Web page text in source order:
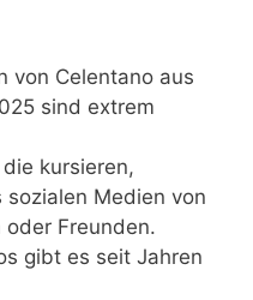
von Celentano aus
sind extrem
kursieren,
Medien von
Freunden.
gibt es seit Jahren